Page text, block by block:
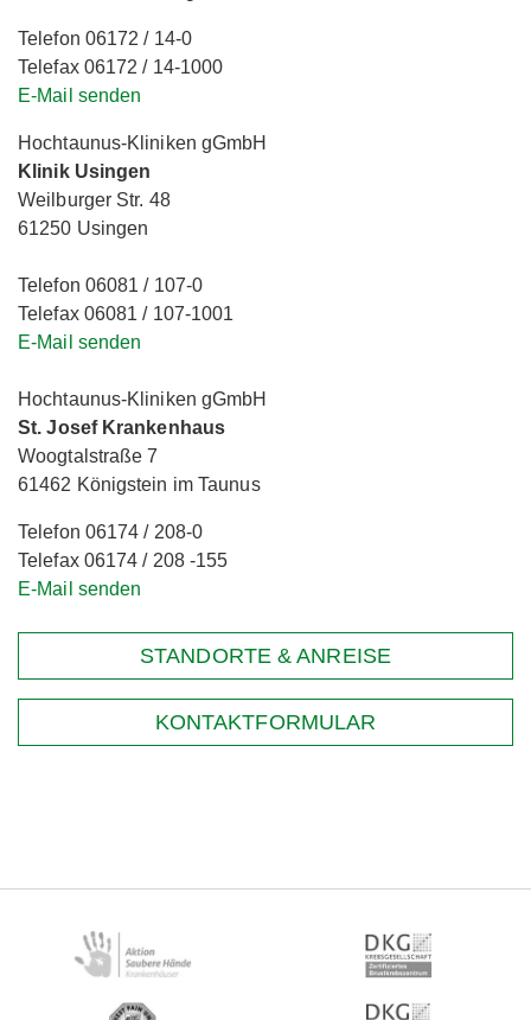
Telefon 06172 / 14-0
Telefax 06172 / 14-1000
E-Mail senden
Hochtaunus-Kliniken gGmbH
Klinik Usingen
Weilburger Str. 48
61250 Usingen
Telefon 06081 / 107-0
Telefax 06081 / 107-1001
E-Mail senden
Hochtaunus-Kliniken gGmbH
St. Josef Krankenhaus
Woogtalstraße 7
61462 Königstein im Taunus
Telefon 06174 / 208-0
Telefax 06174 / 208 -155
E-Mail senden
STANDORTE & ANREISE
KONTAKTFORMULAR